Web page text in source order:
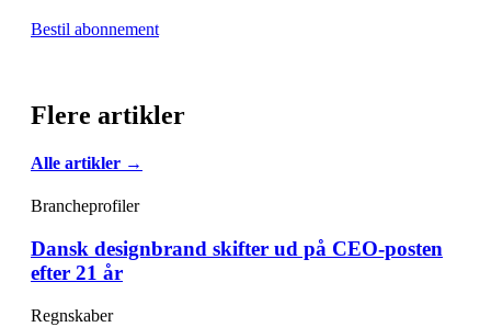
Bestil abonnement
Flere artikler
Alle artikler →
Brancheprofiler
Dansk designbrand skifter ud på CEO-posten
efter 21 år
Regnskaber